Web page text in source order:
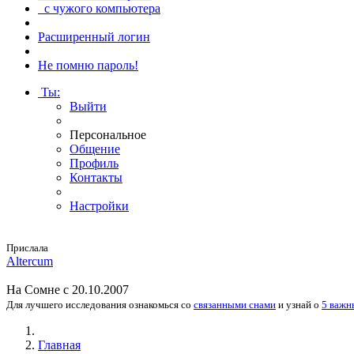
с чужого компьютера
Расширенный логин
Не помню пароль!
Ты:
Выйти
Персональное
Общение
Профиль
Контакты
Настройки
Прислала
Altercum
На Сомне с 20.10.2007
Для лучшего исследования ознакомься со связанными снами и узнай о 5
Главная